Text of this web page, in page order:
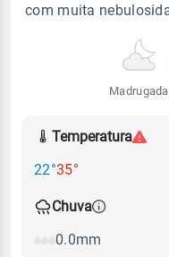
com muita
Madrugada
Temperatura
22°35°
Chuva
0.0mm